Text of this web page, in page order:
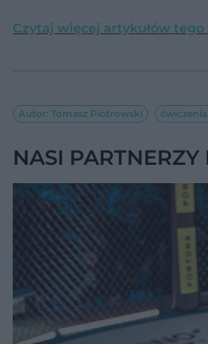
Czytaj więcej artykułów tego
Autor: Tomasz Piotrowski ćwiczenia
NASI